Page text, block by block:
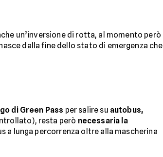
un’inversione di rotta, al momento però
dalla fine dello stato di emergenza che
di Green Pass per salire su autobus,
resta però necessaria la
a lunga percorrenza oltre alla mascherina